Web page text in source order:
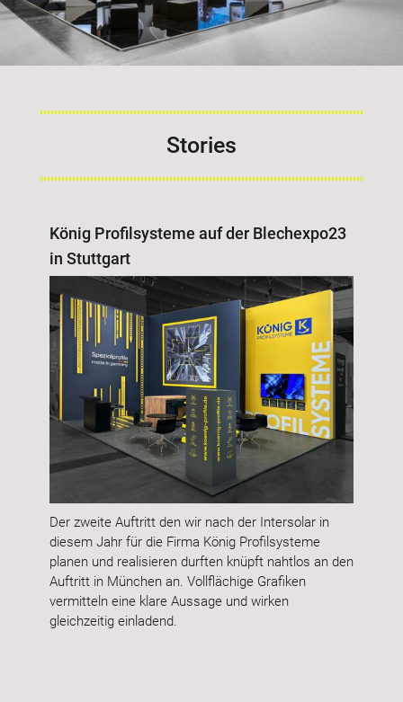
Stories
König Profilsysteme auf der Blechexpo23
in Stuttgart
Der zweite Auftritt den wir nach der Intersolar in
diesem Jahr für die Firma König Profilsysteme
planen und realisieren durften knüpft nahtlos an den
Auftritt in München an. Vollflächige Grafiken
vermitteln eine klare Aussage und wirken
gleichzeitig einladend.